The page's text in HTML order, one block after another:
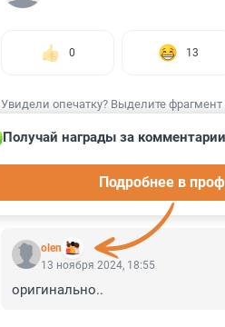
0 13
Увидели опечатку? Выделите
КОММЕНТАРИИ 15
olen
Получай награды за
Подробнее в
13 ноября 2024, 18:55
оригинально..